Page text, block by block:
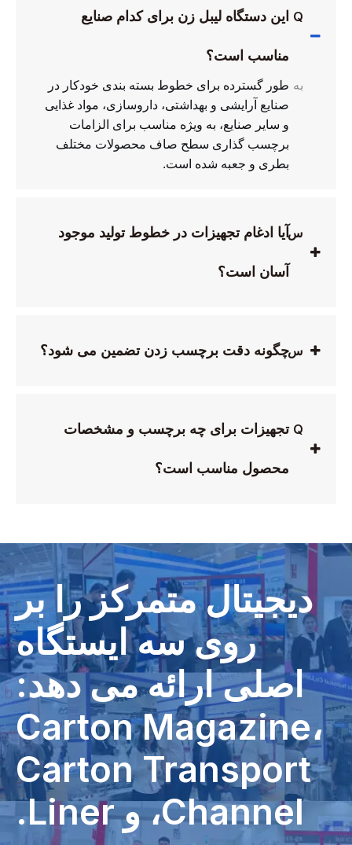
Q این دستگاه لیبل زن برای کدام صنایع
مناسب است؟
به طور گسترده برای خطوط بسته بندی خودکار در
صنایع آرایشی و بهداشتی، داروسازی، مواد غذایی
و سایر صنایع، به ویژه مناسب برای الزامات
برچسب گذاری سطح صاف محصولات مختلف
بطری و جعبه شده است.
سآیا ادغام تجهیزات در خطوط تولید موجود
آسان است؟
سچگونه دقت برچسب زدن تضمین می شود؟
Q تجهیزات برای چه برچسب و مشخصات
محصول مناسب است؟
دیجیتال متمرکز را بر
روی سه ایستگاه
اصلی ارائه می دهد:
Carton Magazine،
Carton Transport
Channel، و Liner.